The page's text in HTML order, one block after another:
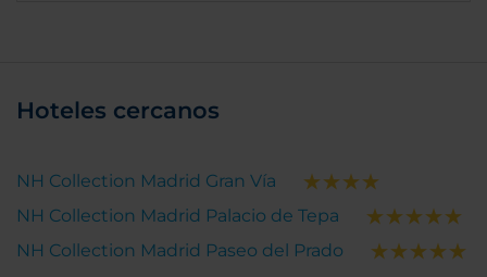
Hoteles cercanos
NH Collection Madrid Gran Vía
NH Collection Madrid Palacio de Tepa
NH Collection Madrid Paseo del Prado